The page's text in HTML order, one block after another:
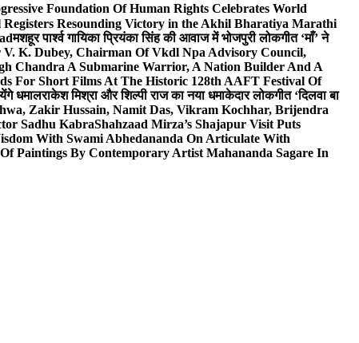
Foundation Of Human Rights Celebrates World
Registers Resounding Victory in the Akhil Bharatiya Marathi
मशहूर पार्श्व गायिका प्रियंका सिंह की आवाज में भोजपुरी लोकगीत ‘माँ’ ने
K. Dubey, Chairman Of Vkdl Npa Advisory Council,
Chandra A Submarine Warrior, A Nation Builder And A
For Short Films At The Historic 128th AAFT Festival Of
धमालराकेश मिश्रा और शिल्पी राज का नया धमाकेदार लोकगीत ‘दिलवा बा
Zakir Hussain, Namit Das, Vikram Kochhar, Brijendra
Sadhu KabraShahzaad Mirza’s Shajapur Visit Puts
With Swami Abhedananda On Articulate With
Paintings By Contemporary Artist Mahananda Sagare In